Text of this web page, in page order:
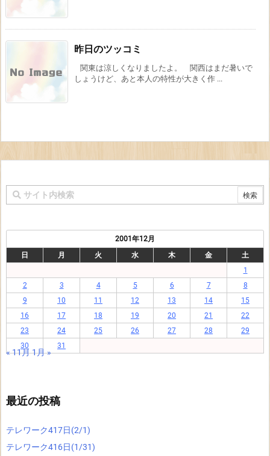
昨日のツッコミ
関東は涼しくなりましたよ。 関西はまだ暑いで
しょうけど、あと本人の特性が大きく作 ...
2001年12月
日
月 火 水 木 金
土
1
2
3 4 5 6 7
8
9
10 11 12 13 14
15
16
17 18 19 20 21
22
23
24 25 26 27 28
29
30
31
« 11月1月 »
最近の投稿
テレワーク417日(2/1)
テレワーク416日(1/31)